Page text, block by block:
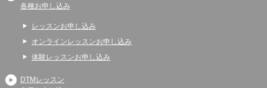
各種お申し込み
レッスンお申し込み
オンラインレッスンお申し込み
体験レッスンお申し込み
DTMレッスン